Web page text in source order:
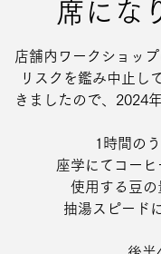
席にな
店舗内ワークショッ
リスクを鑑み中止し
きましたので、2024
1時間のう
座学にてコーヒ
使用する豆の
抽湯スピード